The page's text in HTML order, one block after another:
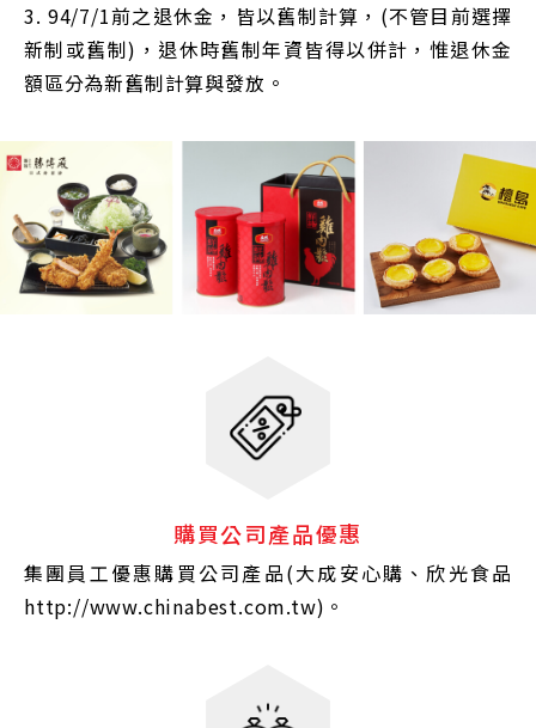
3. 94/7/1前之退休金，皆以舊制計算，(不管目前選擇
新制或舊制)，退休時舊制年資皆得以併計，惟退休金
額區分為新舊制計算與發放。
購買公司產品優惠
集團員工優惠購買公司產品(大成安心購、欣光食品
http://www.chinabest.com.tw)。